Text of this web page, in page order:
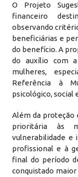
O Projeto
financeiro
observando
beneficiárias e
do benefício. A
do auxílio com
mulheres,
Referência à
psicológico, social
Além da proteção
prioritária às
vulnerabilidade e
profissional e à
final do período
conquistado